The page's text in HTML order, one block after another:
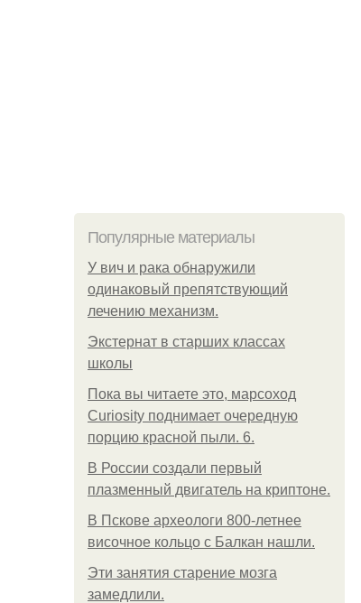
Популярные материалы
У вич и рака обнаружили
одинаковый препятствующий
лечению механизм.
Экстернат в старших классах
школы
Пока вы читаете это, марсоход
Curiosity поднимает очередную
порцию красной пыли. 6.
В России создали первый
плазменный двигатель на криптоне.
В Пскове археологи 800-летнее
височное кольцо с Балкан нашли.
Эти занятия старение мозга
замедлили.